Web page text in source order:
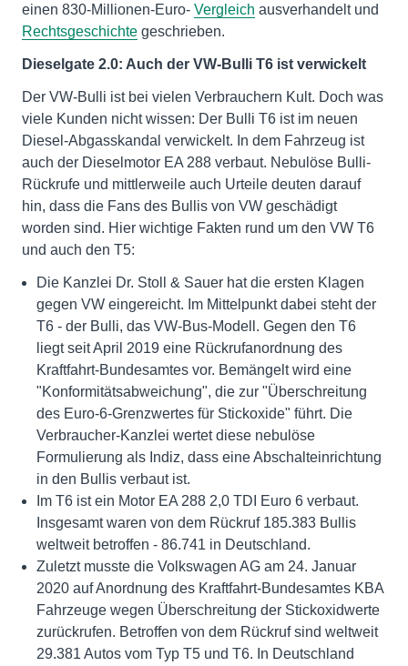
einen 830-Millionen-Euro- Vergleich ausverhandelt und
Rechtsgeschichte geschrieben.
Dieselgate 2.0: Auch der VW-Bulli T6 ist verwickelt
Der VW-Bulli ist bei vielen Verbrauchern Kult. Doch was
viele Kunden nicht wissen: Der Bulli T6 ist im neuen
Diesel-Abgasskandal verwickelt. In dem Fahrzeug ist
auch der Dieselmotor EA 288 verbaut. Nebulöse Bulli-
Rückrufe und mittlerweile auch Urteile deuten darauf
hin, dass die Fans des Bullis von VW geschädigt
worden sind. Hier wichtige Fakten rund um den VW T6
und auch den T5:
Die Kanzlei Dr. Stoll & Sauer hat die ersten Klagen
gegen VW eingereicht. Im Mittelpunkt dabei steht der
T6 - der Bulli, das VW-Bus-Modell. Gegen den T6
liegt seit April 2019 eine Rückrufanordnung des
Kraftfahrt-Bundesamtes vor. Bemängelt wird eine
"Konformitätsabweichung", die zur "Überschreitung
des Euro-6-Grenzwertes für Stickoxide" führt. Die
Verbraucher-Kanzlei wertet diese nebulöse
Formulierung als Indiz, dass eine Abschalteinrichtung
in den Bullis verbaut ist.
Im T6 ist ein Motor EA 288 2,0 TDI Euro 6 verbaut.
Insgesamt waren von dem Rückruf 185.383 Bullis
weltweit betroffen - 86.741 in Deutschland.
Zuletzt musste die Volkswagen AG am 24. Januar
2020 auf Anordnung des Kraftfahrt-Bundesamtes KBA
Fahrzeuge wegen Überschreitung der Stickoxidwerte
zurückrufen. Betroffen von dem Rückruf sind weltweit
29.381 Autos vom Typ T5 und T6. In Deutschland